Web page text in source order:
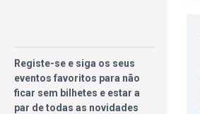
Registe-se e siga os seus
eventos favoritos para não
ficar sem bilhetes e estar a
par de todas as novidades